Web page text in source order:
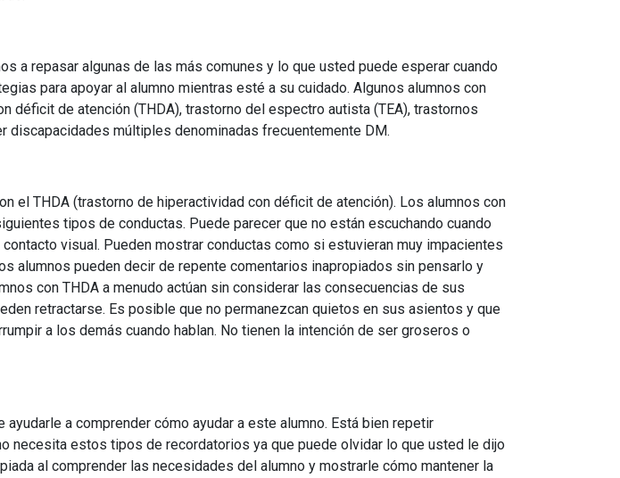
a repasar algunas de las más comunes y lo que usted puede esperar cuando
para apoyar al alumno mientras esté a su cuidado. Algunos alumnos con
de atención (THDA), trastorno del espectro autista (TEA), trastornos
discapacidades múltiples denominadas frecuentemente DM.
el THDA (trastorno de hiperactividad con déficit de atención). Los alumnos con
tipos de conductas. Puede parecer que no están escuchando cuando
visual. Pueden mostrar conductas como si estuvieran muy impacientes
alumnos pueden decir de repente comentarios inapropiados sin pensarlo y
con THDA a menudo actúan sin considerar las consecuencias de sus
retractarse. Es posible que no permanezcan quietos en sus asientos y que
a los demás cuando hablan. No tienen la intención de ser groseros o
a comprender cómo ayudar a este alumno. Está bien repetir
necesita estos tipos de recordatorios ya que puede olvidar lo que usted le dijo
al comprender las necesidades del alumno y mostrarle cómo mantener la